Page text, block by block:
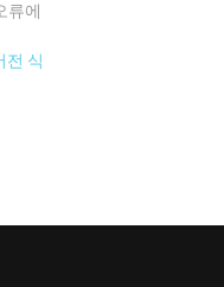
류에
전 식